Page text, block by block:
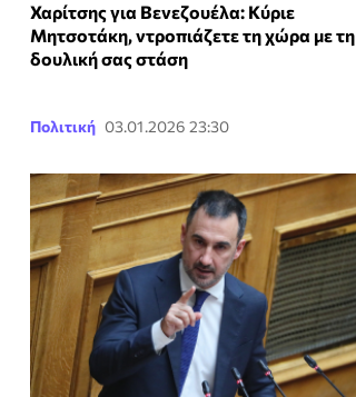
Χαρίτσης για Βενεζουέλα: Κύριε
Μητσοτάκη, ντροπιάζετε τη χώρα με τη
δουλική σας στάση
Πολιτική 03.01.2026 23:30